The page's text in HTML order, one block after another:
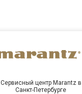
Сервисный центр Marantz в
Санкт-Петербурге